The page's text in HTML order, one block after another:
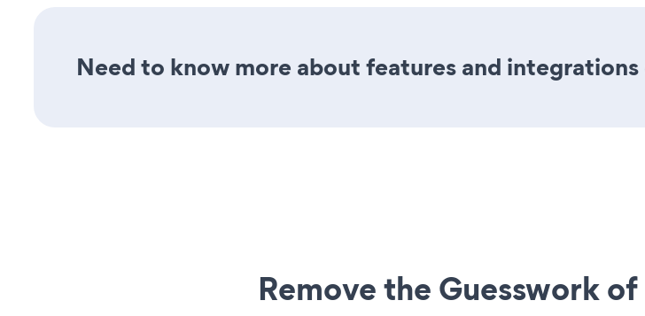
Need to know more about features and integrations
Remove the Guesswork